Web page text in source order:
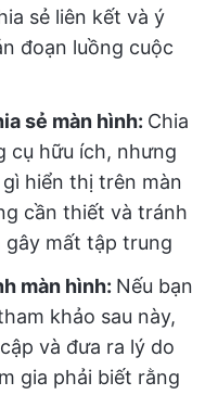
sẻ liên kết và ý
đoạn luồng cuộc
sẻ màn hình: Chia
cụ hữu ích, nhưng
hiển thị trên màn
cần thiết và tránh
gây mất tập trung
màn hình: Nếu bạn
khảo sau này,
và đưa ra lý do
gia phải biết rằng